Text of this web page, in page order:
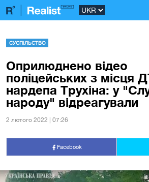
СУСПІЛЬСТВО
Оприлюднено відео
поліцейських з місця
нардепа Трухіна: у
народу" відреагували
2 лютого 2022 | 07:26
Facebook